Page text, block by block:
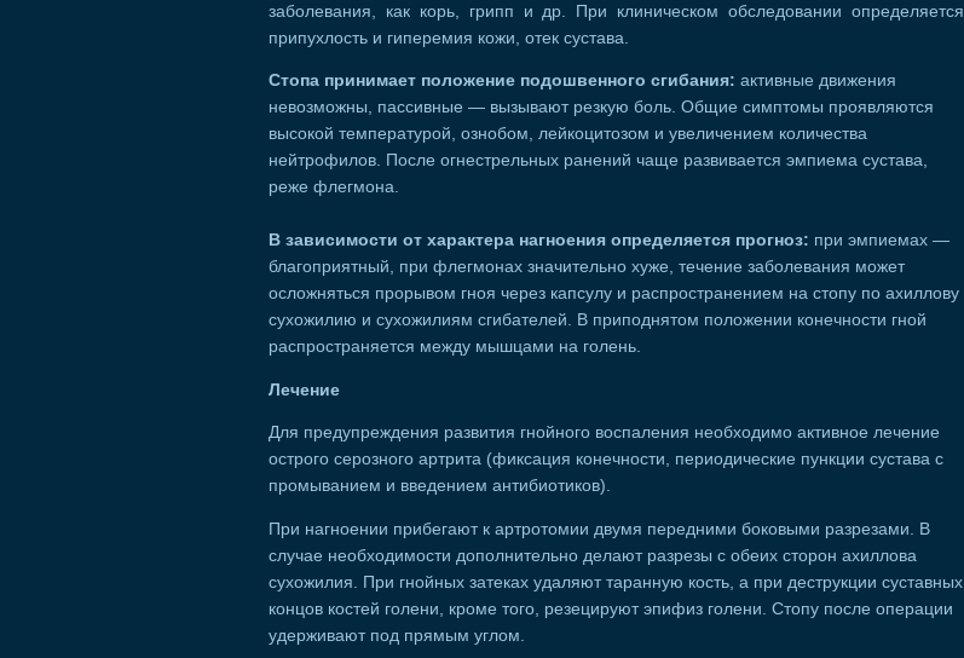
заболевания, как корь, грипп и др. При клиническом обследовании определяется
припухлость и гиперемия кожи, отек сустава.
Стопа принимает положение подошвенного сгибания: активные движения
невозможны, пассивные — вызывают резкую боль. Общие симптомы проявляются
высокой температурой, ознобом, лейкоцитозом и увеличением количества
нейтрофилов. После огнестрельных ранений чаще развивается эмпиема сустава,
реже флегмона.
В зависимости от характера нагноения определяется прогноз: при эмпиемах —
благоприятный, при флегмонах значительно хуже, течение заболевания может
осложняться прорывом гноя через капсулу и распространением на стопу по ахиллову
сухожилию и сухожилиям сгибателей. В приподнятом положении конечности гной
распространяется между мышцами на голень.
Лечение
Для предупреждения развития гнойного воспаления необходимо активное лечение
острого серозного артрита (фиксация конечности, периодические пункции сустава с
промыванием и введением антибиотиков).
При нагноении прибегают к артротомии двумя передними боковыми разрезами. В
случае необходимости дополнительно делают разрезы с обеих сторон ахиллова
сухожилия. При гнойных затеках удаляют таранную кость, а при деструкции суставных
концов костей голени, кроме того, резецируют эпифиз голени. Стопу после операции
удерживают под прямым углом.